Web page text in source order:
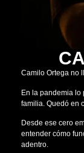
Camilo Ortega no
En la pandemia lo
familia. Quedó en
Desde ese cero
entender cómo
adentro.